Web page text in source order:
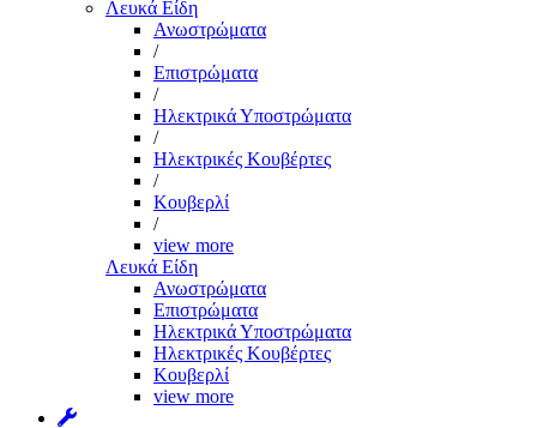
Λευκά Είδη
Ανωστρώματα
/
Επιστρώματα
/
Ηλεκτρικά Υποστρώματα
/
Ηλεκτρικές Κουβέρτες
/
Κουβερλί
/
view more
Λευκά Είδη
Ανωστρώματα
Επιστρώματα
Ηλεκτρικά Υποστρώματα
Ηλεκτρικές Κουβέρτες
Κουβερλί
view more